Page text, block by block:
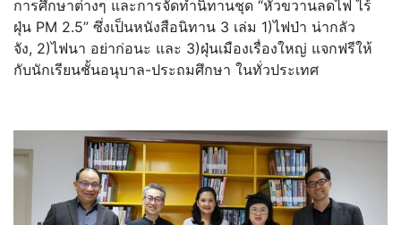
การศึกษาต่างๆ และการจัดทำนิทานชุด “หัวขวานลดไฟ ไร้
ฝุ่น PM 2.5” ซึ่งเป็นหนังสือนิทาน 3 เล่ม 1)ไฟป่า น่ากลัว
จัง, 2)ไฟนา อย่าก่อนะ และ 3)ฝุ่นเมืองเรื่องใหญ่ แจกฟรีให้
กับนักเรียนชั้นอนุบาล-ประถมศึกษา ในทั่วประเทศ